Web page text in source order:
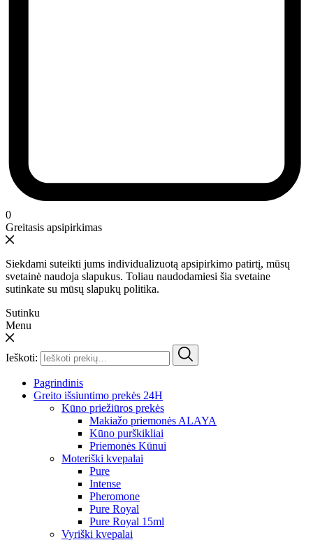
0
Greitasis apsipirkimas
Siekdami suteikti jums individualizuotą apsipirkimo patirtį, mūsų
svetainė naudoja slapukus. Toliau naudodamiesi šia svetaine
sutinkate su mūsų slapukų politika.
Sutinku
Menu
Ieškoti:
Pagrindinis
Greito išsiuntimo prekės 24H
Kūno priežiūros prekės
Makiažo priemonės ALAYA
Kūno purškikliai
Priemonės Kūnui
Moteriški kvepalai
Pure
Intense
Pheromone
Pure Royal
Pure Royal 15ml
Vyriški kvepalai